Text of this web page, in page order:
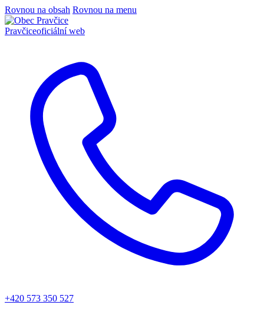
Rovnou na obsah Rovnou na menu
Pravčiceoficiální web
+420 573 350 527